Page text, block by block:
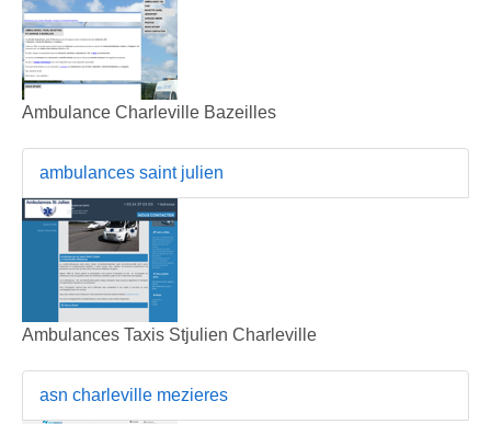
Ambulance Charleville Bazeilles
ambulances saint julien
Ambulances Taxis Stjulien Charleville
asn charleville mezieres